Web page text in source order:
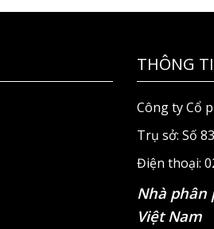
THÔNG
Công ty Cổ
Trụ sở: Số
Điện thoại:
Nhà phân
Việt Nam